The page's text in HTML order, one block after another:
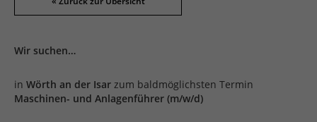
Wir suchen…
in Wörth an der Isar zum baldmöglichsten Termin
Maschinen- und Anlagenführer (m/w/d)